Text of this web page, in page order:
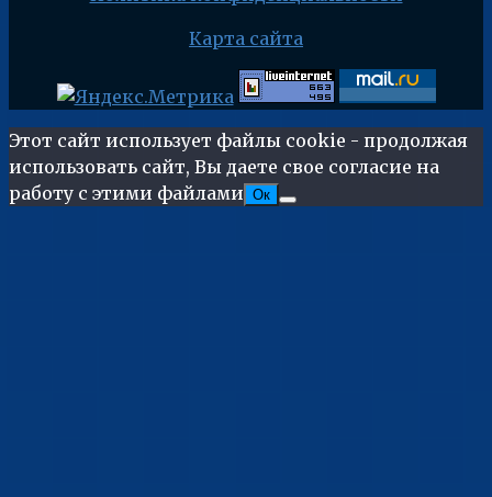
Карта сайта
Этот сайт использует файлы cookie - продолжая
использовать сайт, Вы даете свое согласие на
работу с этими файлами Ок